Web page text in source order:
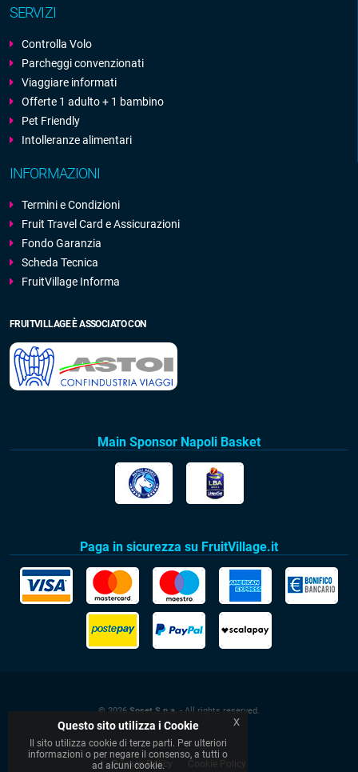
SERVIZI
Controlla Volo
Parcheggi convenzionati
Viaggiare informati
Offerte 1 adulto + 1 bambino
Pet Friendly
Intolleranze alimentari
INFORMAZIONI
Termini e Condizioni
Fruit Travel Card e Assicurazioni
Fondo Garanzia
Scheda Tecnica
FruitVillage Informa
FRUITVILLAGE È ASSOCIATO CON
Main Sponsor Napoli Basket
Paga in sicurezza su FruitVillage.it
© 2026 Soset S.p.a. - All rights reserved.
Privacy Policy Cookie Policy
Questo sito utilizza i Cookie
Il sito utilizza cookie di terze parti. Per ulteriori
informazioni o per negare il consenso, a tutti o
ad alcuni cookie.
x